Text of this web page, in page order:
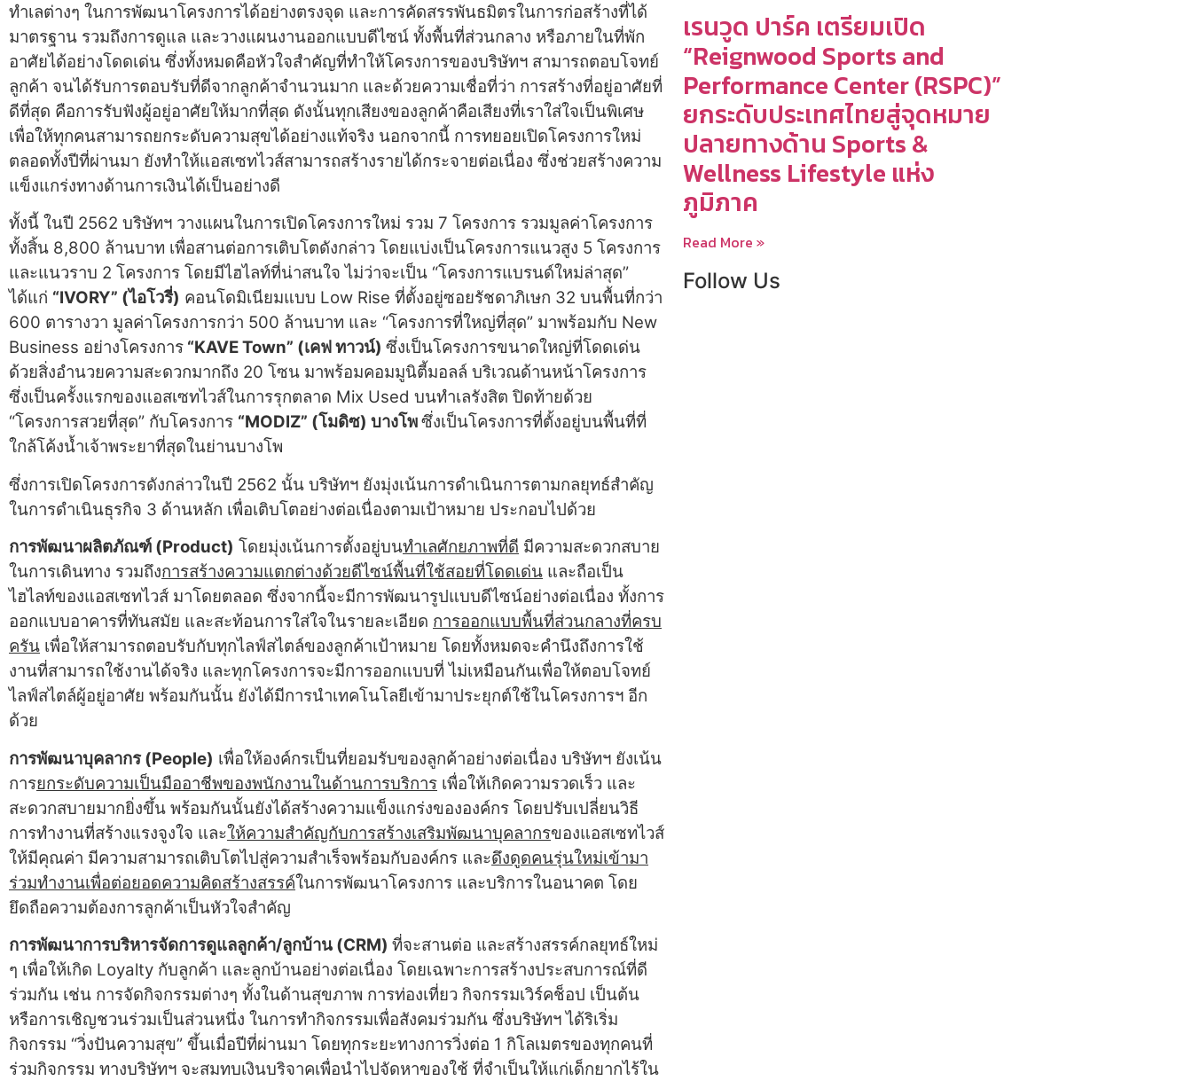
ทำเลต่างๆ ในการพัฒนาโครงการได้อย่างตรงจุด และการคัดสรรพันธมิตรในการก่อสร้างที่ได้
มาตรฐาน รวมถึงการดูแล และวางแผนงานออกแบบดีไซน์ ทั้งพื้นที่ส่วนกลาง หรือภายในที่พัก
อาศัยได้อย่างโดดเด่น ซึ่งทั้งหมดคือหัวใจสำคัญที่ทำให้โครงการของบริษัทฯ สามารถตอบโจทย์
ลูกค้า จนได้รับการตอบรับที่ดีจากลูกค้าจำนวนมาก และด้วยความเชื่อที่ว่า การสร้างที่อยู่อาศัยที่
ดีที่สุด คือการรับฟังผู้อยู่อาศัยให้มากที่สุด ดังนั้นทุกเสียงของลูกค้าคือเสียงที่เราใส่ใจเป็นพิเศษ
เพื่อให้ทุกคนสามารถยกระดับความสุขได้อย่างแท้จริง นอกจากนี้ การทยอยเปิดโครงการใหม่
ตลอดทั้งปีที่ผ่านมา ยังทำให้แอสเซทไวส์สามารถสร้างรายได้กระจายต่อเนื่อง ซึ่งช่วยสร้างความ
แข็งแกร่งทางด้านการเงินได้เป็นอย่างดี
ทั้งนี้ ในปี 2562 บริษัทฯ วางแผนในการเปิดโครงการใหม่ รวม 7 โครงการ รวมมูลค่าโครงการ
ทั้งสิ้น 8,800 ล้านบาท เพื่อสานต่อการเติบโตดังกล่าว โดยแบ่งเป็นโครงการแนวสูง 5 โครงการ
และแนวราบ 2 โครงการ โดยมีไฮไลท์ที่น่าสนใจ ไม่ว่าจะเป็น “โครงการแบรนด์ใหม่ล่าสุด”
ได้แก่ “IVORY” (ไอโวรี่) คอนโดมิเนียมแบบ Low Rise ที่ตั้งอยู่ซอยรัชดาภิเษก 32 บนพื้นที่กว่า
600 ตารางวา มูลค่าโครงการกว่า 500 ล้านบาท และ “โครงการที่ใหญ่ที่สุด” มาพร้อมกับ New
Business อย่างโครงการ “KAVE Town” (เคฟ ทาวน์) ซึ่งเป็นโครงการขนาดใหญ่ที่โดดเด่น
ด้วยสิ่งอำนวยความสะดวกมากถึง 20 โซน มาพร้อมคอมมูนิตี้มอลล์ บริเวณด้านหน้าโครงการ
ซึ่งเป็นครั้งแรกของแอสเซทไวส์ในการรุกตลาด Mix Used บนทำเลรังสิต ปิดท้ายด้วย
“โครงการสวยที่สุด” กับโครงการ “MODIZ” (โมดิซ) บางโพซึ่งเป็นโครงการที่ตั้งอยู่บนพื้นที่ที่
ใกล้โค้งน้ำเจ้าพระยาที่สุดในย่านบางโพ
ซึ่งการเปิดโครงการดังกล่าวในปี 2562 นั้น บริษัทฯ ยังมุ่งเน้นการดำเนินการตามกลยุทธ์สำคัญ
ในการดำเนินธุรกิจ 3 ด้านหลัก เพื่อเติบโตอย่างต่อเนื่องตามเป้าหมาย ประกอบไปด้วย
การพัฒนาผลิตภัณฑ์ (Product) โดยมุ่งเน้นการตั้งอยู่บนทำเลศักยภาพที่ดี มีความสะดวกสบาย
ในการเดินทาง รวมถึงการสร้างความแตกต่างด้วยดีไซน์พื้นที่ใช้สอยที่โดดเด่น และถือเป็น
ไฮไลท์ของแอสเซทไวส์ มาโดยตลอด ซึ่งจากนี้จะมีการพัฒนารูปแบบดีไซน์อย่างต่อเนื่อง ทั้งการ
ออกแบบอาคารที่ทันสมัย และสะท้อนการใส่ใจในรายละเอียด การออกแบบพื้นที่ส่วนกลางที่ครบ
ครัน เพื่อให้สามารถตอบรับกับทุกไลฟ์สไตล์ของลูกค้าเป้าหมาย โดยทั้งหมดจะคำนึงถึงการใช้
งานที่สามารถใช้งานได้จริง และทุกโครงการจะมีการออกแบบที่ ไม่เหมือนกันเพื่อให้ตอบโจทย์
ไลฟ์สไตล์ผู้อยู่อาศัย พร้อมกันนั้น ยังได้มีการนำเทคโนโลยีเข้ามาประยุกต์ใช้ในโครงการฯ อีก
ด้วย
การพัฒนาบุคลากร (People) เพื่อให้องค์กรเป็นที่ยอมรับของลูกค้าอย่างต่อเนื่อง บริษัทฯ ยังเน้น
การยกระดับความเป็นมืออาชีพของพนักงานในด้านการบริการ เพื่อให้เกิดความรวดเร็ว และ
สะดวกสบายมากยิ่งขึ้น พร้อมกันนั้นยังได้สร้างความแข็งแกร่งขององค์กร โดยปรับเปลี่ยนวิธี
การทำงานที่สร้างแรงจูงใจ และให้ความสำคัญกับการสร้างเสริมพัฒนาบุคลากรของแอสเซทไวส์
ให้มีคุณค่า มีความสามารถเติบโตไปสู่ความสำเร็จพร้อมกับองค์กร และดึงดูดคนรุ่นใหม่เข้ามา
ร่วมทำงานเพื่อต่อยอดความคิดสร้างสรรค์ในการพัฒนาโครงการ และบริการในอนาคต โดย
ยึดถือความต้องการลูกค้าเป็นหัวใจสำคัญ
การพัฒนาการบริหารจัดการดูแลลูกค้า/ลูกบ้าน (CRM) ที่จะสานต่อ และสร้างสรรค์กลยุทธ์ใหม่
ๆ เพื่อให้เกิด Loyalty กับลูกค้า และลูกบ้านอย่างต่อเนื่อง โดยเฉพาะการสร้างประสบการณ์ที่ดี
ร่วมกัน เช่น การจัดกิจกรรมต่างๆ ทั้งในด้านสุขภาพ การท่องเที่ยว กิจกรรมเวิร์คช็อป เป็นต้น
หรือการเชิญชวนร่วมเป็นส่วนหนึ่ง ในการทำกิจกรรมเพื่อสังคมร่วมกัน ซึ่งบริษัทฯ ได้ริเริ่ม
กิจกรรม “วิ่งปันความสุข” ขึ้นเมื่อปีที่ผ่านมา โดยทุกระยะทางการวิ่งต่อ 1 กิโลเมตรของทุกคนที่
ร่วมกิจกรรม ทางบริษัทฯ จะสมทบเงินบริจาคเพื่อนำไปจัดหาของใช้ ที่จำเป็นให้แก่เด็กยากไร้ใน
เรนวูด ปาร์ค เตรียมเปิด
“Reignwood Sports and
Performance Center (RSPC)”
ยกระดับประเทศไทยสู่จุดหมาย
ปลายทางด้าน Sports &
Wellness Lifestyle แห่ง
ภูมิภาค
Read More »
Follow Us